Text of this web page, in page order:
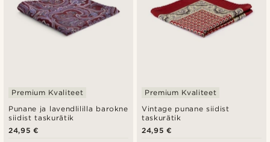
Punane ja lavendlililla barokne
siidist taskurätik
Premium Kvaliteet
24,95 €
Vintage punane siidist
taskurätik
Premium Kvaliteet
24,95 €